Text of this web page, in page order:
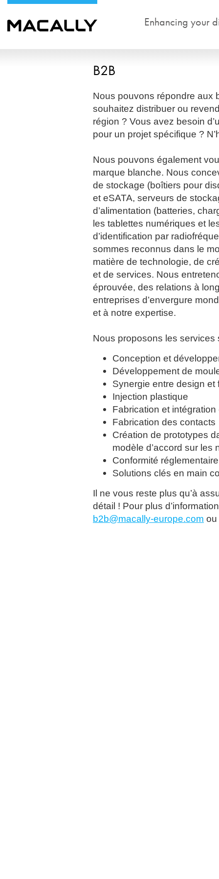
Enhancing your
B2B
Nous pouvons répondre aux
souhaitez distribuer ou
région ? Vous avez besoin
pour un projet spécifique ?
Nous pouvons également
marque blanche. Nous
de stockage (boîtiers pour
et eSATA, serveurs de
d’alimentation (batteries,
les tablettes numériques et
d’identification par
sommes reconnus dans le
matière de technologie, de
et de services. Nous
éprouvée, des relations à
entreprises d’envergure
et à notre expertise.
Nous proposons les services
Conception et
Développement de
Synergie entre design et
Injection plastique
Fabrication et
Fabrication des contacts
Création de prototypes
modèle d’accord sur les
Conformité
Solutions clés en main
Il ne vous reste plus qu’à
détail ! Pour plus
b2b@macally-europe.com ou